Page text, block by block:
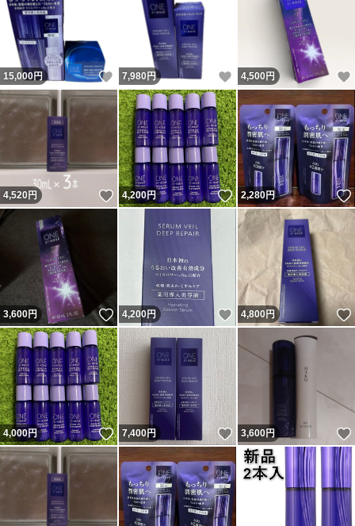
15,000円 いいね！
7,980 円 いいね！
4,500 円
4,520円 いいね！
4,200円 いいね！
2,280円
3,600円 いいね！
4,200円 いいね！
4,800円
4,000円 いいね！
7,400円 いいね！
3,600円